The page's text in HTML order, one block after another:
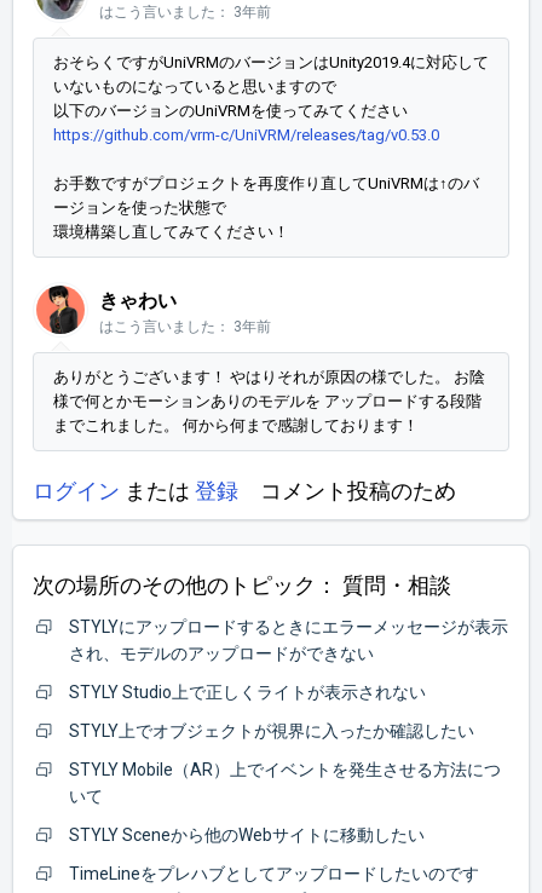
はこう言いました： 3年前
おそらくですがUniVRMのバージョンはUnity2019.4に対応して
いないものになっていると思いますので
以下のバージョンのUniVRMを使ってみてください
https://github.com/vrm-c/UniVRM/releases/tag/v0.53.0
お手数ですがプロジェクトを再度作り直してUniVRMは↑のバ
ージョンを使った状態で
環境構築し直してみてください！
きゃわい
はこう言いました： 3年前
ありがとうございます！ やはりそれが原因の様でした。 お陰
様で何とかモーションありのモデルを アップロードする段階
までこれました。 何から何まで感謝しております！
ログイン または 登録 コメント投稿のため
次の場所のその他のトピック： 質問・相談
STYLYにアップロードするときにエラーメッセージが表示
され、モデルのアップロードができない
STYLY Studio上で正しくライトが表示されない
STYLY上でオブジェクトが視界に入ったか確認したい
STYLY Mobile（AR）上でイベントを発生させる方法につ
いて
STYLY Sceneから他のWebサイトに移動したい
TimeLineをプレハブとしてアップロードしたいのです